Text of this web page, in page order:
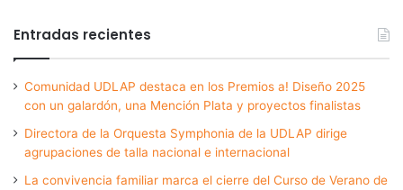
Entradas recientes
Comunidad UDLAP destaca en los Premios a! Diseño 2025
con un galardón, una Mención Plata y proyectos finalistas
Directora de la Orquesta Symphonia de la UDLAP dirige
agrupaciones de talla nacional e internacional
La convivencia familiar marca el cierre del Curso de Verano de